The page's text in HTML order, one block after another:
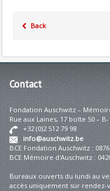
Back
Contact
Fondation Auschwitz –
Rue aux Laines, 17 boîte 50 –
+32 (0)2 512 79 98
info@auschwitz.be
BCE Fondation Auschwitz :
BCE Mémoire d'Auschwitz :
Bureaux ouverts du lundi au
accès uniquement sur rendez-